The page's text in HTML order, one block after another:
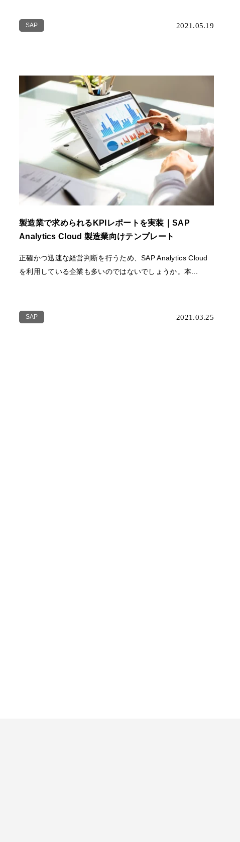
SAP 2021.05.19
製造業で求められるKPIレポートを実装｜SAP
Analytics Cloud 製造業向けテンプレート
正確かつ迅速な経営判断を行うため、SAP Analytics Cloud
を利用している企業も多いのではないでしょうか。本...
SAP 2021.03.25